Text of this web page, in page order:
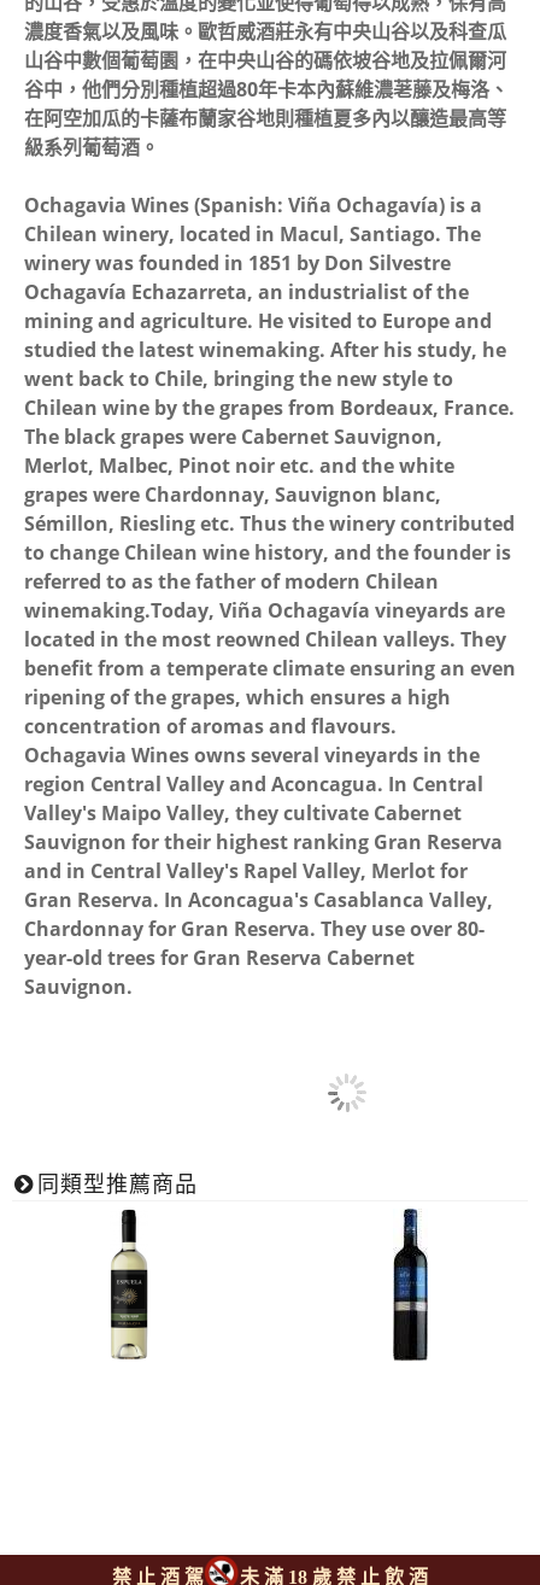
濃度香氣以及風味。歐哲威酒莊永有中央山谷以及科查瓜
山谷中數個葡萄園，在中央山谷的碼依坡谷地及拉佩爾河
谷中，他們分別種植超過80年卡本內蘇維濃荖藤及梅洛、
在阿空加瓜的卡薩布蘭家谷地則種植夏多內以釀造最高等
級系列葡萄酒。
Ochagavia Wines (Spanish: Viña Ochagavía) is a
Chilean winery, located in Macul, Santiago. The
winery was founded in 1851 by Don Silvestre
Ochagavía Echazarreta, an industrialist of the
mining and agriculture. He visited to Europe and
studied the latest winemaking. After his study, he
went back to Chile, bringing the new style to
Chilean wine by the grapes from Bordeaux, France.
The black grapes were Cabernet Sauvignon,
Merlot, Malbec, Pinot noir etc. and the white
grapes were Chardonnay, Sauvignon blanc,
Sémillon, Riesling etc. Thus the winery contributed
to change Chilean wine history, and the founder is
referred to as the father of modern Chilean
winemaking.Today, Viña Ochagavía vineyards are
located in the most reowned Chilean valleys. They
benefit from a temperate climate ensuring an even
ripening of the grapes, which ensures a high
concentration of aromas and flavours.
Ochagavia Wines owns several vineyards in the
region Central Valley and Aconcagua. In Central
Valley's Maipo Valley, they cultivate Cabernet
Sauvignon for their highest ranking Gran Reserva
and in Central Valley's Rapel Valley, Merlot for
Gran Reserva. In Aconcagua's Casablanca Valley,
Chardonnay for Gran Reserva. They use over 80-
year-old trees for Gran Reserva Cabernet
Sauvignon.
同類型推薦商品
禁 止 酒 駕 未 滿 18 歲 禁 止 飲 酒